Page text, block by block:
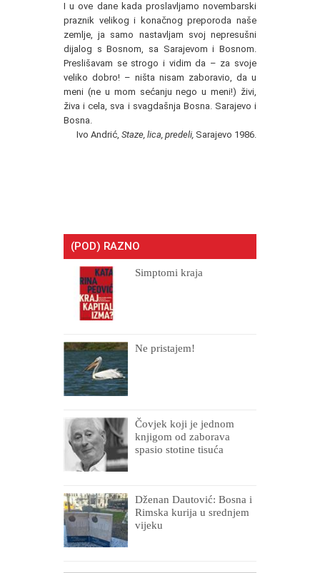
I u ove dane kada proslavljamo novembarski
praznik velikog i konačnog preporoda naše
zemlje, ja samo nastavljam svoj nepresušni
dijalog s Bosnom, sa Sarajevom i Bosnom.
Preslišavam se strogo i vidim da – za svoje
veliko dobro! – ništa nisam zaboravio, da u
meni (ne u mom sećanju nego u meni!) živi,
živa i cela, sva i svagdašnja Bosna. Sarajevo i
Bosna.
Ivo Andrić, Staze, lica, predeli, Sarajevo 1986.
(POD) RAZNO
Simptomi kraja
Ne pristajem!
Čovjek koji je jednom
knjigom od zaborava
spasio stotine tisuća
Dženan Dautović: Bosna i
Rimska kurija u srednjem
vijeku